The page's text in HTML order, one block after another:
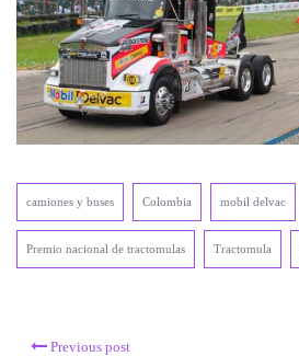
camiones y buses Colombia mobil delvac
Premio nacional de tractomulas Tractomula
Previous post